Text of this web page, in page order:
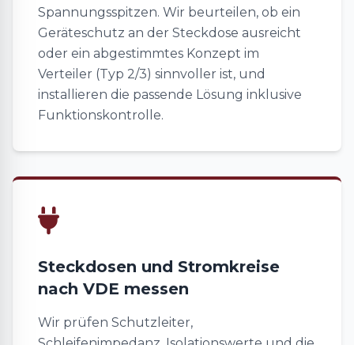
Spannungsspitzen. Wir beurteilen, ob ein
Geräteschutz an der Steckdose ausreicht
oder ein abgestimmtes Konzept im
Verteiler (Typ 2/3) sinnvoller ist, und
installieren die passende Lösung inklusive
Funktionskontrolle.
Steckdosen und Stromkreise
nach VDE messen
Wir prüfen Schutzleiter,